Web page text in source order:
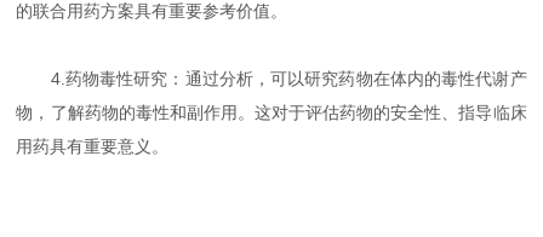
的联合用药方案具有重要参考价值。
4.药物毒性研究：通过分析，可以研究药物在体内的毒性代谢产
物，了解药物的毒性和副作用。这对于评估药物的安全性、指导临床
用药具有重要意义。